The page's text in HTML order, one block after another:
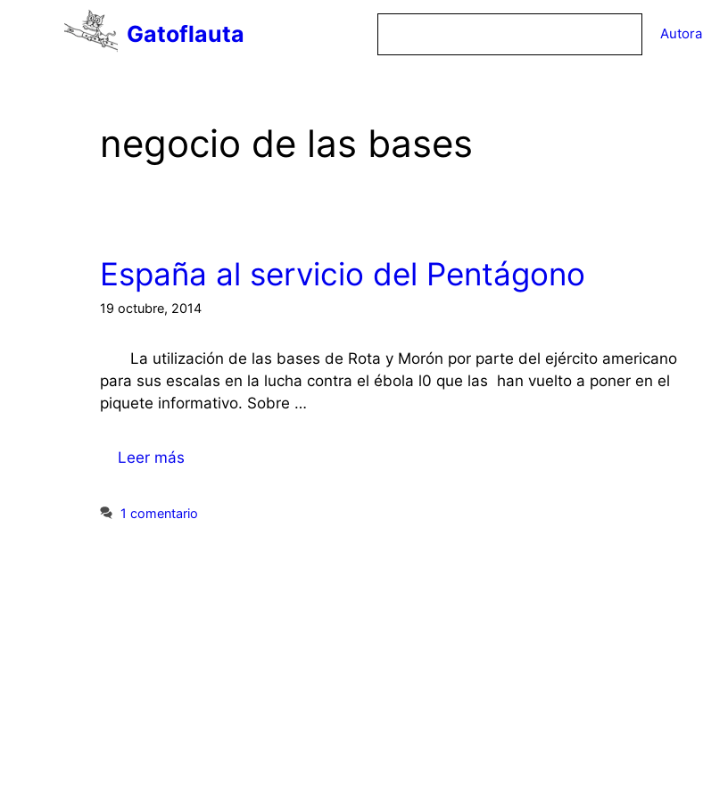
Gatoflauta Autora
negocio de las bases
España al servicio del Pentágono
19 octubre, 2014
La utilización de las bases de Rota y Morón por parte del ejército americano
para sus escalas en la lucha contra el ébola l0 que las han vuelto a poner en el
piquete informativo. Sobre …
Leer más
1 comentario